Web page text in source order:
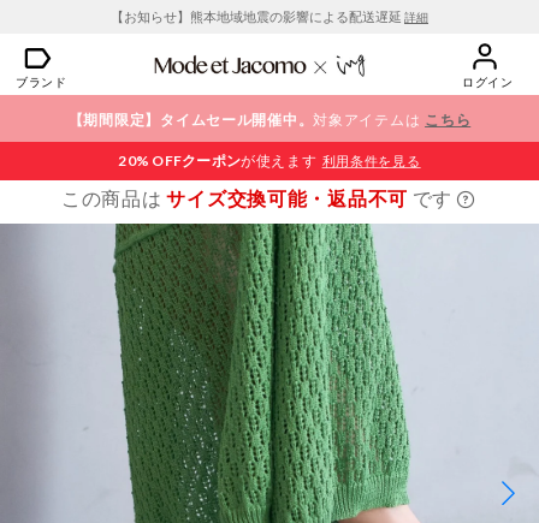
【お知らせ】熊本地域地震の影響による配送遅延 詳細
ブランド ログイン
【期間限定】タイムセール開催中。対象アイテムは こちら
20% OFFクーポンが使えます 利用条件を見る
この商品はサイズ交換可能・返品不可 です